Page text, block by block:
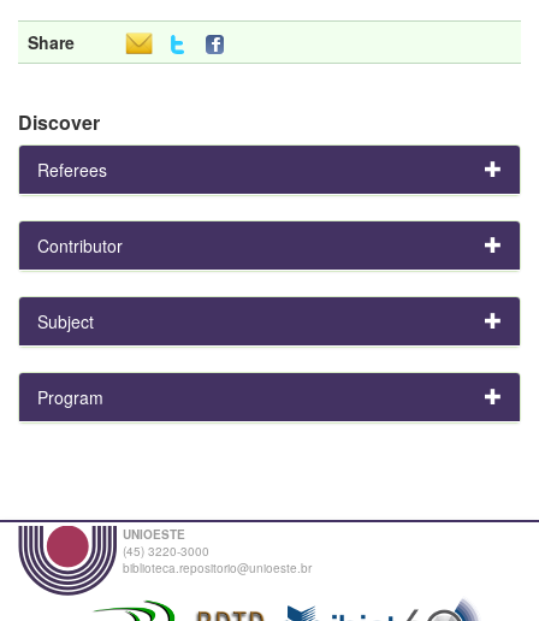
Share
Discover
Referees
Contributor
Subject
Program
UNIOESTE
(45) 3220-3000
biblioteca.repositorio@unioeste.br